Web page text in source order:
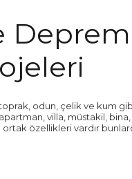
odun, çelik ve kum gibi
villa, müstakil,
özellikleri vardır